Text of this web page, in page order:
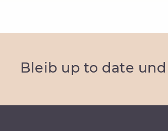
Bleib up to date